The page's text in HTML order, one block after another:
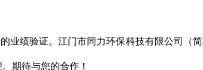
绩验证。江门市同力环保科技有限公司（简
期待与您的合作！